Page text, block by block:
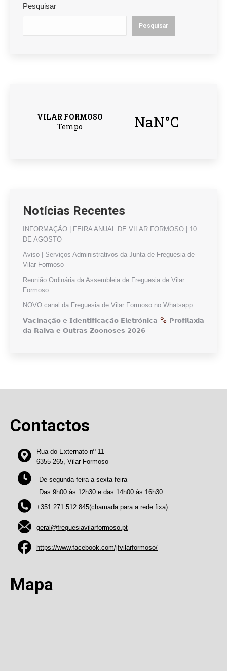
Pesquisar
Pesquisar
Notícias Recentes
INFORMAÇÃO | FEIRA ANUAL DE VILAR FORMOSO | 10
DE AGOSTO
Aviso | Serviços Administrativos da Junta de Freguesia de
Vilar Formoso
Reunião Ordinária da Assembleia de Freguesia de Vilar
Formoso
NOVO canal da Freguesia de Vilar Formoso no Whatsapp
𝗩𝗮𝗰𝗶𝗻𝗮𝗰̧𝗮̃𝗼 𝗲 𝗜𝗱𝗲𝗻𝘁𝗶𝗳𝗶𝗰𝗮𝗰̧𝗮̃𝗼 𝗘𝗹𝗲𝘁𝗿𝗼́𝗻𝗶𝗰𝗮
𝗣𝗿𝗼𝗳𝗶𝗹𝗮𝘅𝗶𝗮
𝗱𝗮 𝗥𝗮𝗶𝘃𝗮 𝗲 𝗢𝘂𝘁𝗿𝗮𝘀 𝗭𝗼𝗼𝗻𝗼𝘀𝗲𝘀 𝟮𝟬𝟮𝟲
Contactos
Rua do Externato nº 11
6355-265, Vilar Formoso
De segunda-feira a sexta-feira
Das 9h00 às 12h30 e das 14h00 às 16h30
+351 271 512 845(chamada para a rede fixa)
geral@freguesiavilarformoso.pt
https://www.facebook.com/jfvilarformoso/
Mapa